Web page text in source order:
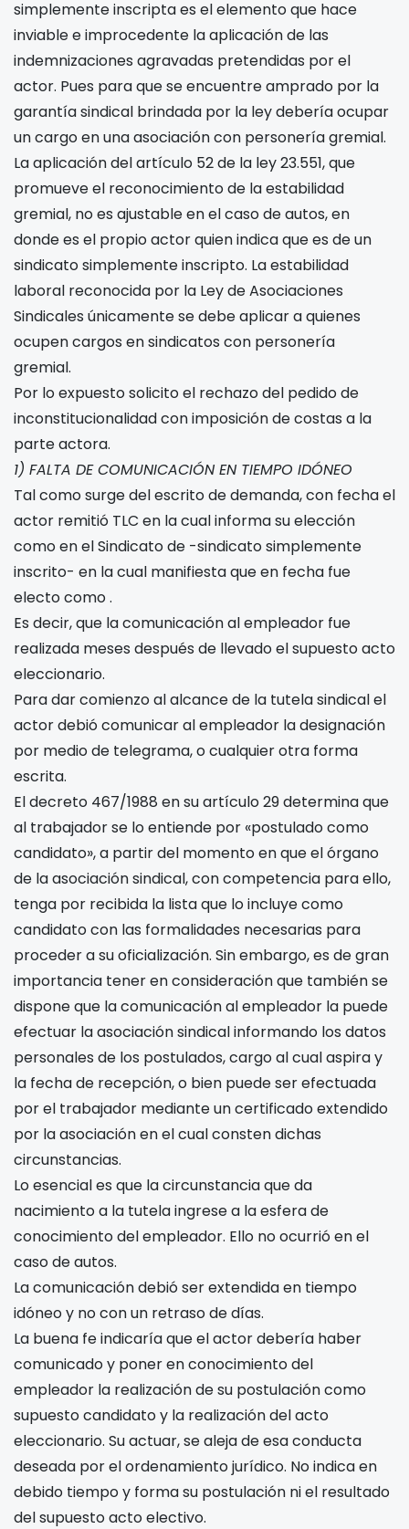
simplemente inscripta es el elemento que hace
inviable e improcedente la aplicación de las
indemnizaciones agravadas pretendidas por el
actor. Pues para que se encuentre amprado por la
garantía sindical brindada por la ley debería ocupar
un cargo en una asociación con personería gremial.
La aplicación del artículo 52 de la ley 23.551, que
promueve el reconocimiento de la estabilidad
gremial, no es ajustable en el caso de autos, en
donde es el propio actor quien indica que es de un
sindicato simplemente inscripto. La estabilidad
laboral reconocida por la Ley de Asociaciones
Sindicales únicamente se debe aplicar a quienes
ocupen cargos en sindicatos con personería
gremial.
Por lo expuesto solicito el rechazo del pedido de
inconstitucionalidad con imposición de costas a la
parte actora.
1) FALTA DE COMUNICACIÓN EN TIEMPO IDÓNEO
Tal como surge del escrito de demanda, con fechael
actor remitió TLC en la cual informa su elección
comoen el Sindicato de -sindicato simplemente
inscrito- en la cual manifiesta que en fecha fue
electo como.
Es decir, que la comunicación al empleador fue
realizada meses después de llevado el supuesto acto
eleccionario.
Para dar comienzo al alcance de la tutela sindical el
actor debió comunicar al empleador la designación
por medio de telegrama, o cualquier otra forma
escrita.
El decreto 467/1988 en su artículo 29 determina que
al trabajador se lo entiende por «postulado como
candidato», a partir del momento en que el órgano
de la asociación sindical, con competencia para ello,
tenga por recibida la lista que lo incluye como
candidato con las formalidades necesarias para
proceder a su oficialización. Sin embargo, es de gran
importancia tener en consideración que también se
dispone que la comunicación al empleador la puede
efectuar la asociación sindical informando los datos
personales de los postulados, cargo al cual aspira y
la fecha de recepción, o bien puede ser efectuada
por el trabajador mediante un certificado extendido
por la asociación en el cual consten dichas
circunstancias.
Lo esencial es que la circunstancia que da
nacimiento a la tutela ingrese a la esfera de
conocimiento del empleador. Ello no ocurrió en el
caso de autos.
La comunicación debió ser extendida en tiempo
idóneo y no con un retraso dedías.
La buena fe indicaría que el actor debería haber
comunicado y poner en conocimiento del
empleador la realización de su postulación como
supuesto candidato y la realización del acto
eleccionario. Su actuar, se aleja de esa conducta
deseada por el ordenamiento jurídico. No indica en
debido tiempo y forma su postulación ni el resultado
del supuesto acto electivo.